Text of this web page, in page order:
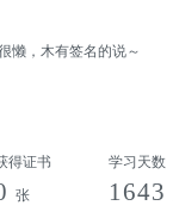
懒，木有签名的说～
得证书
张
学习天数
1643